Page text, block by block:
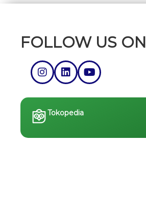
FOLLOW US ON
Tokopedia